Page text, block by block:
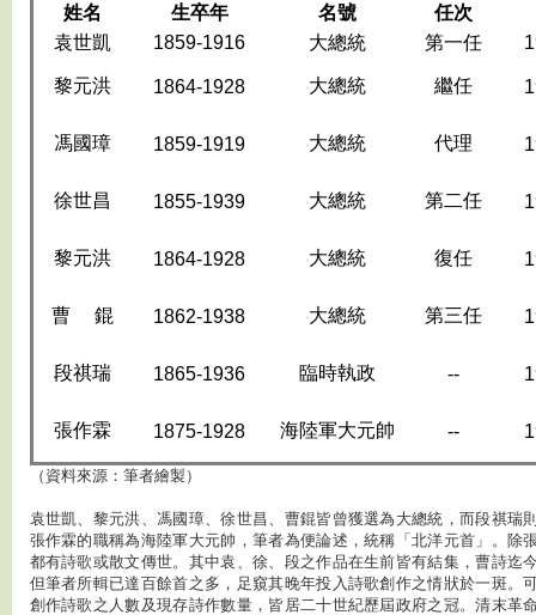
姓名 生卒年 名號
任次
袁世凱
1859-1916 大總統 第一任
黎元洪 1864-1928 大總統 繼任
馮國璋 1859-1919 大總統 代理
徐世昌 1855-1939 大總統 第二任
黎元洪 1864-1928 大總統 復任
曹 錕 1862-1938 大總統 第三任
段祺瑞 1865-1936 臨時執政 --
張作霖 1875-1928 海陸軍大元帥 --
（資料來源：筆者繪製）
袁世凱、黎元洪、馮國璋、徐世昌、曹錕皆曾獲選為大總統，而段祺瑞
張作霖的職稱為海陸軍大元帥，筆者為便論述，統稱「北洋元首」。除
都有詩歌或散文傳世。其中袁、徐、段之作品在生前皆有結集，曹詩迄
但筆者所輯已達百餘首之多，足窺其晚年投入詩歌創作之情狀於一斑。
創作詩歌之人數及現存詩作數量，皆居二十世紀歷屆政府之冠。清末革